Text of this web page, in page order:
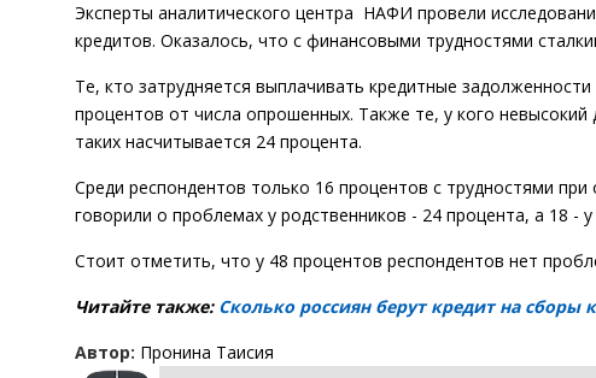
Эксперты аналитического центра НАФИ провели
кредитов. Оказалось, что с финансовыми трудностями
Те, кто затрудняется выплачивать кредитные
процентов от числа опрошенных. Также те, у кого
таких насчитывается 24 процента.
Среди респондентов только 16 процентов с трудностями
говорили о проблемах у родственников - 24 процента, а 18 -
Стоит отметить, что у 48 процентов респондентов нет
Читайте также: Сколько россиян берут кредит на сборы
Автор: Пронина Таисия